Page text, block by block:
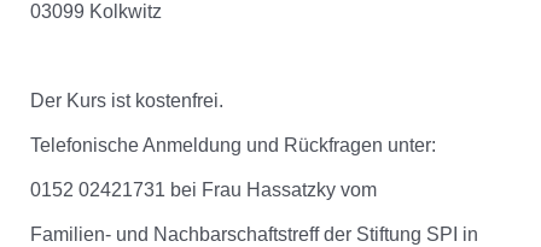
03099 Kolkwitz
Der Kurs ist kostenfrei.
Telefonische Anmeldung und Rückfragen unter:
0152 02421731 bei Frau Hassatzky vom
Familien- und Nachbarschaftstreff der Stiftung SPI in